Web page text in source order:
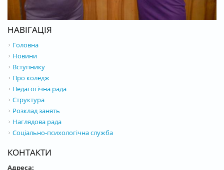
НАВІГАЦІЯ
Головна
Новини
Вступнику
Про коледж
Педагогічна рада
Структура
Розклад занять
Наглядова рада
Соціально-психологічна служба
КОНТАКТИ
Адреса: